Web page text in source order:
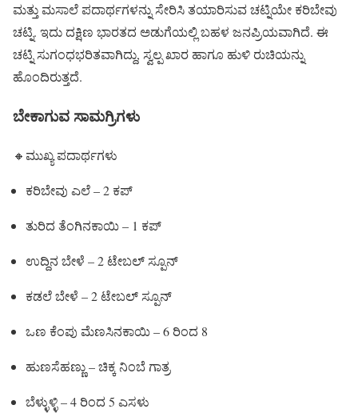
ಮತ್ತು ಮಸಾಲೆ ಪದಾರ್ಥಗಳನ್ನು ಸೇರಿಸಿ ತಯಾರಿಸುವ ಚಟ್ನಿಯೇ ಕರಿಬೇವು
ಚಟ್ನಿ. ಇದು ದಕ್ಷಿಣ ಭಾರತದ ಅಡುಗೆಯಲ್ಲಿ ಬಹಳ ಜನಪ್ರಿಯವಾಗಿದೆ. ಈ
ಚಟ್ನಿ ಸುಗಂಧಭರಿತವಾಗಿದ್ದು, ಸ್ವಲ್ಪ ಖಾರ ಹಾಗೂ ಹುಳಿ ರುಚಿಯನ್ನು
ಹೊಂದಿರುತ್ತದೆ.
ಬೇಕಾಗುವ ಸಾಮಗ್ರಿಗಳು
🔸ಮುಖ್ಯ ಪದಾರ್ಥಗಳು
ಕರಿಬೇವು ಎಲೆ – 2 ಕಪ್
ತುರಿದ ತೆಂಗಿನಕಾಯಿ – 1 ಕಪ್
ಉದ್ದಿನ ಬೇಳೆ – 2 ಟೇಬಲ್ ಸ್ಪೂನ್
ಕಡಲೆ ಬೇಳೆ – 2 ಟೇಬಲ್ ಸ್ಪೂನ್
ಒಣ ಕೆಂಪು ಮೆಣಸಿನಕಾಯಿ – 6 ರಿಂದ 8
ಹುಣಸೆಹಣ್ಣು – ಚಿಕ್ಕ ನಿಂಬೆ ಗಾತ್ರ
ಬೆಳ್ಳುಳ್ಳಿ – 4 ರಿಂದ 5 ಎಸಳು